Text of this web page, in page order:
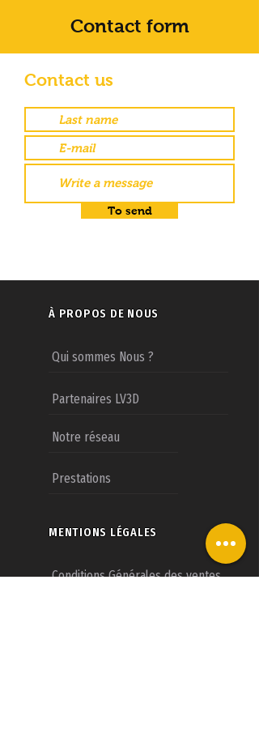
Contact form
Contact us
To send
À PROPOS DE NOUS
Qui sommes Nous ?
Partenaires LV3D
Notre réseau
Prestations
MENTIONS LÉGALES
Conditions Générales des ventes